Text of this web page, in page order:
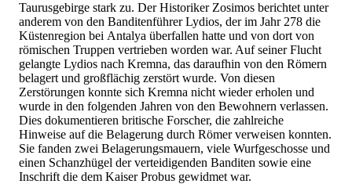
Taurusgebirge stark zu. Der Historiker Zosimos berichtet unter
anderem von den Banditenführer Lydios, der im Jahr 278 die
Küstenregion bei Antalya überfallen hatte und von dort von
römischen Truppen vertrieben worden war. Auf seiner Flucht
gelangte Lydios nach Kremna, das daraufhin von den Römern
belagert und großflächig zerstört wurde. Von diesen
Zerstörungen konnte sich Kremna nicht wieder erholen und
wurde in den folgenden Jahren von den Bewohnern verlassen.
Dies dokumentieren britische Forscher, die zahlreiche
Hinweise auf die Belagerung durch Römer verweisen konnten.
Sie fanden zwei Belagerungsmauern, viele Wurfgeschosse und
einen Schanzhügel der verteidigenden Banditen sowie eine
Inschrift die dem Kaiser Probus gewidmet war.